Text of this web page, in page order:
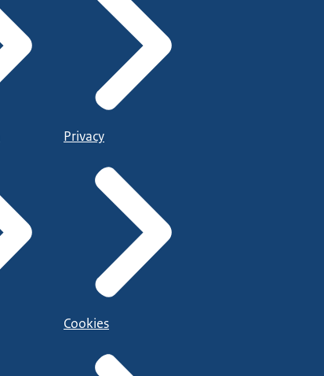
Privacy
Cookies